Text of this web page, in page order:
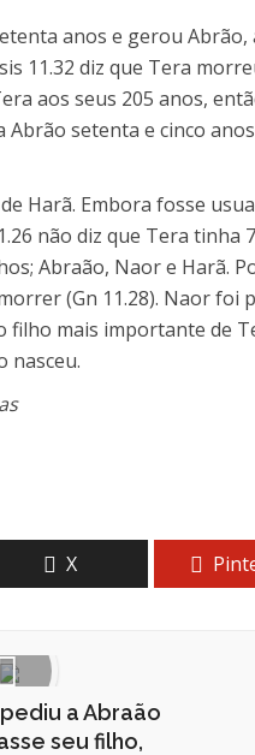
anos e gerou
11.32 diz que Tera
aos seus 205 anos,
Abrão setenta e cinco
Harã. Embora fosse
não diz que Tera
Abraão, Naor e Harã.
(Gn 11.28). Naor
mais importante de
nasceu.
X
a Abraão
seu filho,